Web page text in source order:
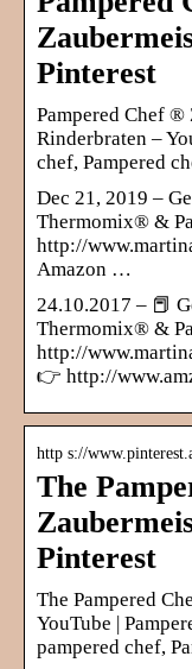
Pinterest
Pampered Chef ®
Rinderbraten –
chef, Pampered
Dec 21, 2019 –
Thermomix® &
http://
Amazon …
24.10.2017 – 📕
Thermomix® &
http://
👉 http://
http s://
The
Pinterest
The Pampered
YouTube |
pampered chef,